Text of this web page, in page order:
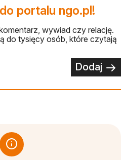
portalu ngo.pl!
wywiad czy relację.
do tysięcy osób, które czytają
Dodaj